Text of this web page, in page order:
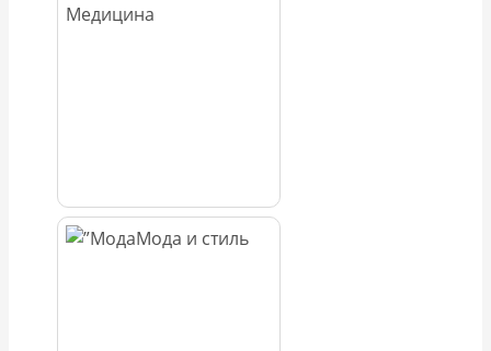
Медицина
Мода и стиль